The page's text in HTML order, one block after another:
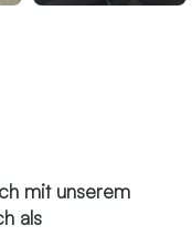
mit unserem
als